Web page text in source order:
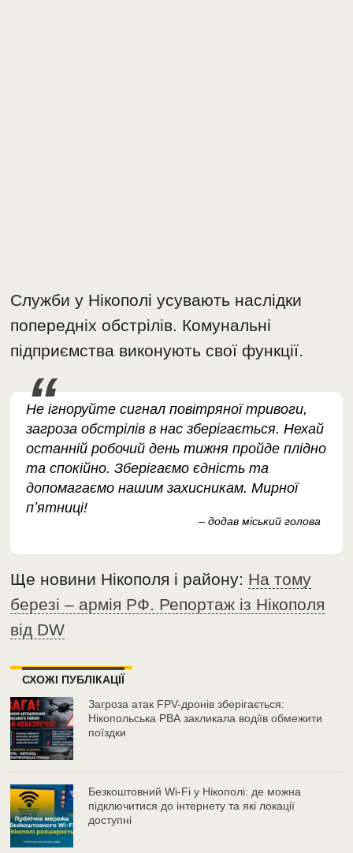
Служби у Нікополі усувають наслідки
попередніх обстрілів. Комунальні
підприємства виконують свої функції.
Не ігноруйте сигнал повітряної тривоги,
загроза обстрілів в нас зберігається. Нехай
останній робочий день тижня пройде плідно
та спокійно. Зберігаємо єдність та
допомагаємо нашим захисникам. Мирної
пʼятниці!
– додав міський голова
Ще новини Нікополя і району: На тому
березі – армія РФ. Репортаж із Нікополя
від DW
СХОЖІ ПУБЛІКАЦІЇ
Загроза атак FPV-дронів зберігається:
Нікопольська РВА закликала водіїв обмежити
поїздки
Безкоштовний Wi-Fi у Нікополі: де можна
підключитися до інтернету та які локації
доступні